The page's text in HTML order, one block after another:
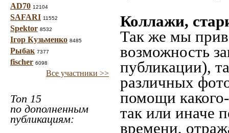
AD70 12104
SAFARI 11552
Spektor 8532
Ігор Кузьменко 8485
Рыбак 7377
fischer 6098
Все участники >>
Топ 15
по дополненным
публикациям:
Коллажи,
Так же мы
возможность
публикации),
различных
помощи
так или иначе
времени,